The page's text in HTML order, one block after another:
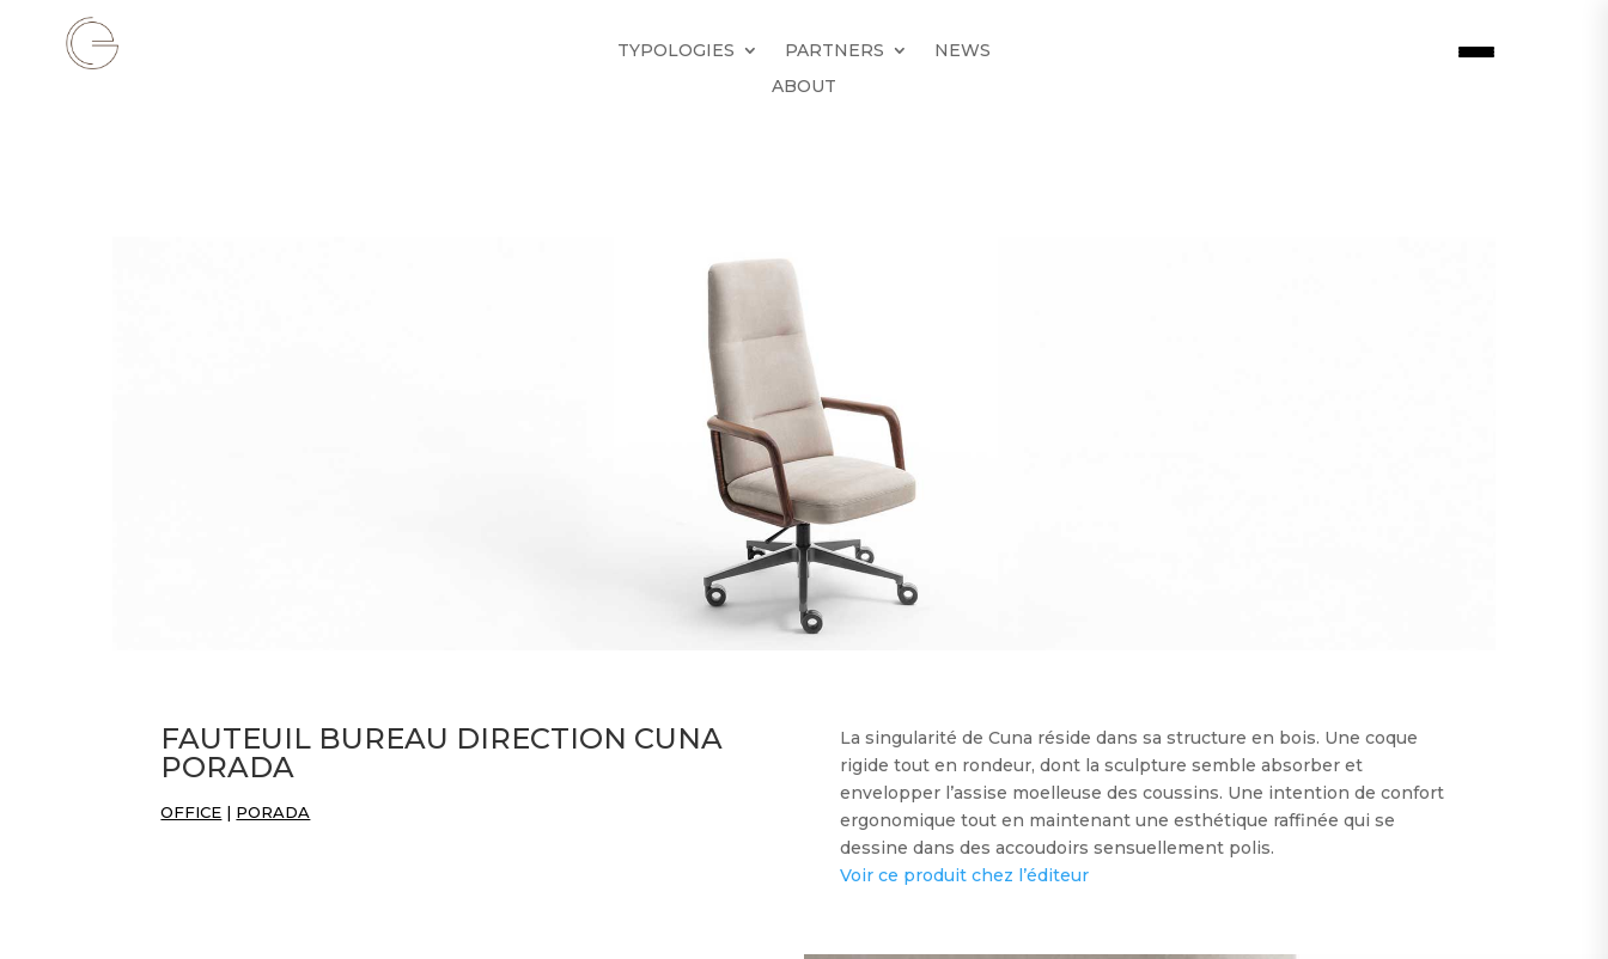
TYPOLOGIES PARTNERS
NEWS
ABOUT
FAUTEUIL BUREAU DIRECTION CUNA
PORADA
OFFICE | PORADA
La singularité de Cuna réside dans sa structure en bois. Une coque
rigide tout en rondeur, dont la sculpture semble absorber et
envelopper l’assise moelleuse des coussins. Une intention de confort
ergonomique tout en maintenant une esthétique raffinée qui se
dessine dans des accoudoirs sensuellement polis.
Voir ce produit chez l’éditeur